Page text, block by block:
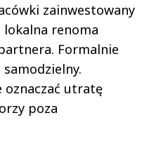
zainwestowany
lokalna renoma
Formalnie
oznaczać utratę
poza